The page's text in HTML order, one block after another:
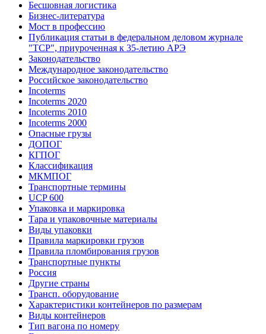
Бесшовная логистика
Бизнес-литература
Мост в профессию
Публикация статьи в федеральном деловом журнале
"ТСР", приуроченная к 35-летию АРЭ
Законодательство
Международное законодательство
Российское законодательство
Incoterms
Incoterms 2020
Incoterms 2010
Incoterms 2000
Опасные грузы
ДОПОГ
КГПОГ
Классификация
МКМПОГ
Транспортные термины
UCP 600
Упаковка и маркировка
Тара и упаковочные материалы
Виды упаковки
Правила маркировки грузов
Правила пломбирования грузов
Транспортные пункты
Россия
Другие страны
Трансп. оборудование
Характеристики контейнеров по размерам
Виды контейнеров
Тип вагона по номеру